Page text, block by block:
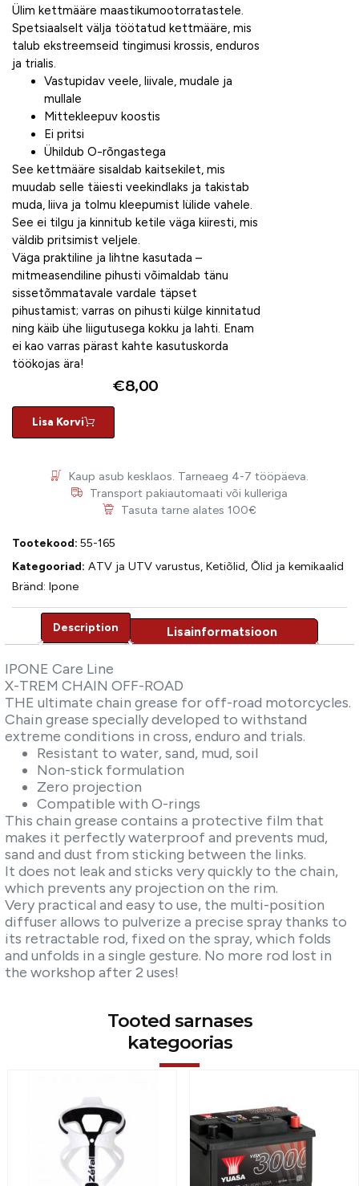
Ülim kettmääre maastikumootorratastele.
Spetsiaalselt välja töötatud kettmääre, mis
talub ekstreemseid tingimusi krossis, enduros
ja trialis.
Vastupidav veele, liivale, mudale ja
mullale
Mittekleepuv koostis
Ei pritsi
Ühildub O-rõngastega
See kettmääre sisaldab kaitsekilet, mis
muudab selle täiesti veekindlaks ja takistab
muda, liiva ja tolmu kleepumist lülide vahele.
See ei tilgu ja kinnitub ketile väga kiiresti, mis
väldib pritsimist veljele.
Väga praktiline ja lihtne kasutada –
mitmeasendiline pihusti võimaldab tänu
sissetõmmatavale vardale täpset
pihustamist; varras on pihusti külge kinnitatud
ning käib ühe liigutusega kokku ja lahti. Enam
ei kao varras pärast kahte kasutuskorda
töökojas ära!
€8,00
Lisa Korvi
Kaup asub kesklaos. Tarneaeg 4-7 tööpäeva.
Transport pakiautomaati või kulleriga
Tasuta tarne alates 100€
Tootekood: 55-165
Kategooriad: ATV ja UTV varustus, Ketiõlid, Õlid ja kemikaalid
Bränd: Ipone
Description
IPONE Care Line
X-TREM CHAIN OFF-ROAD
THE ultimate chain grease for off-road motorcycles.
Chain grease specially developed to withstand
extreme conditions in cross, enduro and trials.
Resistant to water, sand, mud, soil
Non-stick formulation
Zero projection
Compatible with O-rings
This chain grease contains a protective film that
makes it perfectly waterproof and prevents mud,
sand and dust from sticking between the links.
It does not leak and sticks very quickly to the chain,
which prevents any projection on the rim.
Very practical and easy to use, the multi-position
diffuser allows to pulverize a precise spray thanks to
its retractable rod, fixed on the spray, which folds
and unfolds in a single gesture. No more rod lost in
the workshop after 2 uses!
Tooted sarnases
kategoorias